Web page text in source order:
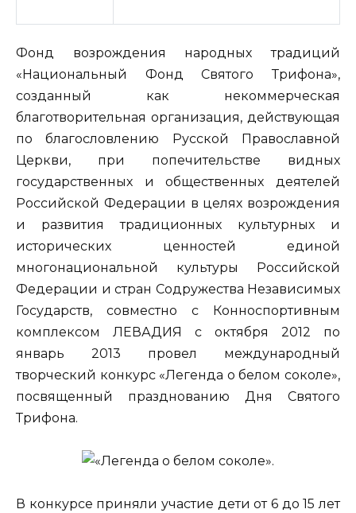
Фонд возрождения народных традиций
«Национальный Фонд Святого Трифона»,
созданный как некоммерческая
благотворительная организация, действующая
по благословлению Русской Православной
Церкви, при попечительстве видных
государственных и общественных деятелей
Российской Федерации в целях возрождения
и развития традиционных культурных и
исторических ценностей единой
многонациональной культуры Российской
Федерации и стран Содружества Независимых
Государств, совместно с Конноспортивным
комплексом ЛЕВАДИЯ с октября 2012 по
январь 2013 провел международный
творческий конкурс «Легенда о белом соколе»,
посвященный празднованию Дня Святого
Трифона.
В конкурсе приняли участие дети от 6 до 15 лет